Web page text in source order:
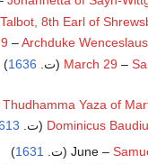
8th Earl of
–Archduke
March 29 –
1636
)
Yaza of
Dominicus
June –
1631
)